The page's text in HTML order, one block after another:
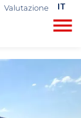
Valutazione IT